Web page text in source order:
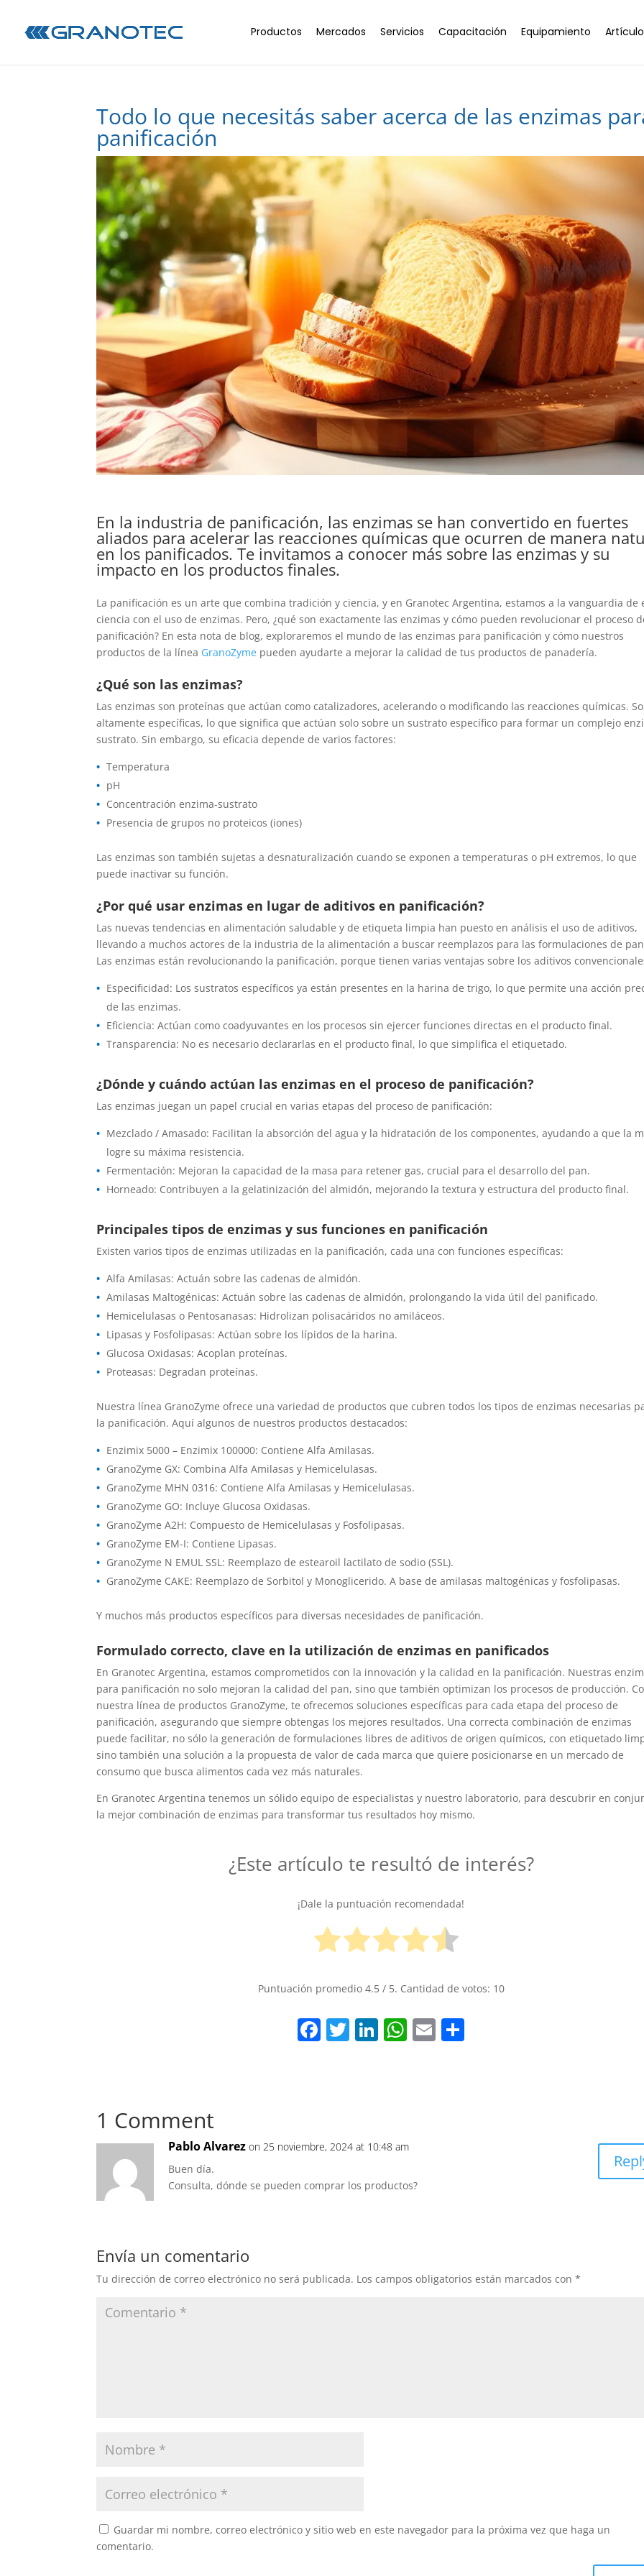
Productos Mercados Servicios Capacitación Equipamiento
Todo lo que necesitás saber acerca de las enzimas
panificación
En la industria de panificación, las enzimas se han convertido en fuertes
aliados para acelerar las reacciones químicas que ocurren de manera
en los panificados. Te invitamos a conocer más sobre las enzimas y su
impacto en los productos finales.
La panificación es un arte que combina tradición y ciencia, y en Granotec Argentina, estamos a la vanguardia de
ciencia con el uso de enzimas. Pero, ¿qué son exactamente las enzimas y cómo pueden revolucionar el proceso
panificación? En esta nota de blog, exploraremos el mundo de las enzimas para panificación y cómo nuestros
productos de la línea GranoZyme pueden ayudarte a mejorar la calidad de tus productos de panadería.
¿Qué son las enzimas?
Las enzimas son proteínas que actúan como catalizadores, acelerando o modificando las reacciones químicas.
altamente específicas, lo que significa que actúan solo sobre un sustrato específico para formar un complejo
sustrato. Sin embargo, su eficacia depende de varios factores:
Temperatura
pH
Concentración enzima-sustrato
Presencia de grupos no proteicos (iones)
Las enzimas son también sujetas a desnaturalización cuando se exponen a temperaturas o pH extremos, lo que
puede inactivar su función.
¿Por qué usar enzimas en lugar de aditivos en panificación?
Las nuevas tendencias en alimentación saludable y de etiqueta limpia han puesto en análisis el uso de aditivos,
llevando a muchos actores de la industria de la alimentación a buscar reemplazos para las formulaciones de
Las enzimas están revolucionando la panificación, porque tienen varias ventajas sobre los aditivos
Especificidad: Los sustratos específicos ya están presentes en la harina de trigo, lo que permite una acción
de las enzimas.
Eficiencia: Actúan como coadyuvantes en los procesos sin ejercer funciones directas en el producto final.
Transparencia: No es necesario declararlas en el producto final, lo que simplifica el etiquetado.
¿Dónde y cuándo actúan las enzimas en el proceso de panificación?
Las enzimas juegan un papel crucial en varias etapas del proceso de panificación:
Mezclado / Amasado: Facilitan la absorción del agua y la hidratación de los componentes, ayudando a que la
logre su máxima resistencia.
Fermentación: Mejoran la capacidad de la masa para retener gas, crucial para el desarrollo del pan.
Horneado: Contribuyen a la gelatinización del almidón, mejorando la textura y estructura del producto final.
Principales tipos de enzimas y sus funciones en panificación
Existen varios tipos de enzimas utilizadas en la panificación, cada una con funciones específicas:
Alfa Amilasas: Actuán sobre las cadenas de almidón.
Amilasas Maltogénicas: Actuán sobre las cadenas de almidón, prolongando la vida útil del panificado.
Hemicelulasas o Pentosanasas: Hidrolizan polisacáridos no amiláceos.
Lipasas y Fosfolipasas: Actúan sobre los lípidos de la harina.
Glucosa Oxidasas: Acoplan proteínas.
Proteasas: Degradan proteínas.
Nuestra línea GranoZyme ofrece una variedad de productos que cubren todos los tipos de enzimas necesarias
la panificación. Aquí algunos de nuestros productos destacados:
Enzimix 5000 – Enzimix 100000: Contiene Alfa Amilasas.
GranoZyme GX: Combina Alfa Amilasas y Hemicelulasas.
GranoZyme MHN 0316: Contiene Alfa Amilasas y Hemicelulasas.
GranoZyme GO: Incluye Glucosa Oxidasas.
GranoZyme A2H: Compuesto de Hemicelulasas y Fosfolipasas.
GranoZyme EM-I: Contiene Lipasas.
GranoZyme N EMUL SSL: Reemplazo de estearoil lactilato de sodio (SSL).
GranoZyme CAKE: Reemplazo de Sorbitol y Monoglicerido. A base de amilasas maltogénicas y fosfolipasas.
Y muchos más productos específicos para diversas necesidades de panificación.
Formulado correcto, clave en la utilización de enzimas en panificados
En Granotec Argentina, estamos comprometidos con la innovación y la calidad en la panificación. Nuestras
para panificación no solo mejoran la calidad del pan, sino que también optimizan los procesos de producción.
nuestra línea de productos GranoZyme, te ofrecemos soluciones específicas para cada etapa del proceso de
panificación, asegurando que siempre obtengas los mejores resultados. Una correcta combinación de enzimas
puede facilitar, no sólo la generación de formulaciones libres de aditivos de origen químicos, con etiquetado
sino también una solución a la propuesta de valor de cada marca que quiere posicionarse en un mercado de
consumo que busca alimentos cada vez más naturales.
En Granotec Argentina tenemos un sólido equipo de especialistas y nuestro laboratorio, para descubrir en
la mejor combinación de enzimas para transformar tus resultados hoy mismo.
¿Este artículo te resultó de interés?
¡Dale la puntuación recomendada!
Puntuación promedio 4.5/ 5. Cantidad de votos: 10
F
o
k
T Li
n
W E
1 Comment
Pablo Alvarez on 25 noviembre, 2024 at 10:48 am
Buen día.
Consulta, dónde se pueden comprar los productos?
Envía un comentario
Tu dirección de correo electrónico no será publicada. Los campos obligatorios están marcados con*
Guardar mi nombre, correo electrónico y sitio web en este navegador para la próxima vez que haga un
comentario.